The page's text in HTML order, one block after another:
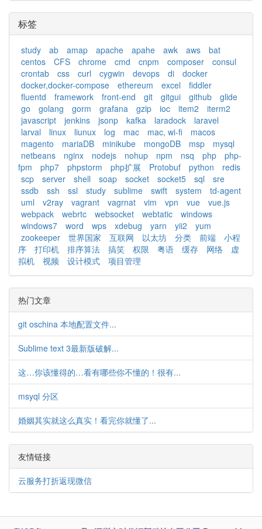
标签
study ab amap apache apahe awk aws
bat
centos
CFS chrome cmd cnpm composer
consul
crontab
css curl cygwin devops di
docker
docker,docker-compose
ethereum excel
fiddler
fluentd
framework front-end git gitgui github
glide
go
golang gorm grafana gzip ioc item2
iterm2
javascript
jenkins jsonp kafka laradock
laravel
larval
linux liunux log mac mac, wi-fi
macos
magento
mariaDB minikube mongoDB msp
mysql
netbeans
nginx nodejs nohup npm nsq php
php-
fpm
php7 phpstorm php扩展 Protobuf python
redis
scp
server shell soap socket socket5 sql
sre
ssdb
ssh ssl study sublime swift system
td-agent
uml
v2ray vagrant vagrnat vim vpn vue
vue.js
webpack
webrtc websocket webtatic
windows
windows7
word wps xdebug yarn yii2
yum
zookeeper
世界国家 互联网 以太坊 分类 前端
小程
序
打印机 排序算法 搞笑 权限 粤语 缓存 网络
虚
拟机
视频 设计模式 项目管理
热门文章
git oschina 本地配置文件...
Sublime text 3最新版破解...
这…你该懂得的…看有哪些你不懂的！很有...
msyql 分区
婚姻其实就这么真实！看完你就懂了...
友情链接
云服务打折返现微信